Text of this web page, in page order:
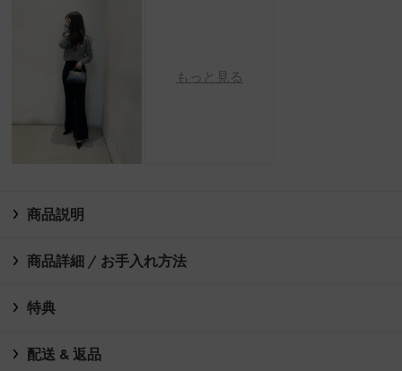
もっと見る
商品説明
商品詳細 / お手入れ方法
特典
配送 & 返品